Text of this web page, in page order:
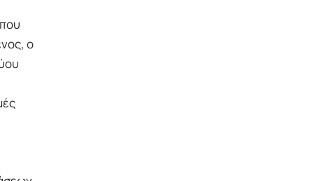
ο